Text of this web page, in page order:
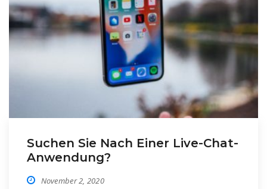
Suchen Sie Nach Einer Live-Chat-
Anwendung?
November 2, 2020